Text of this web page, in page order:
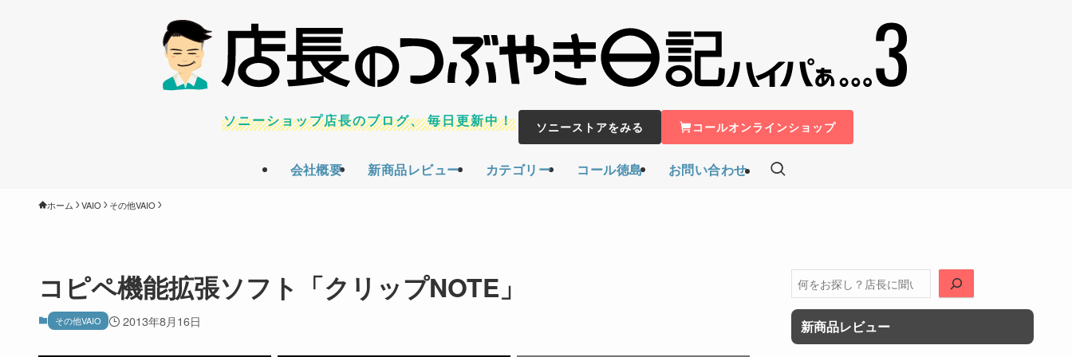
会社概要 新商品レビュー カテゴリー コール徳島 お問い合わせ
ソニーショップ店長のブログ、毎日更新中！ ソニーストアをみる コールオンラインショップ
ホーム VAIO その他VAIO
コピペ機能拡張ソフト「クリップNOTE」
その他VAIO 2013年8月16日
検
索
新商品レビュー